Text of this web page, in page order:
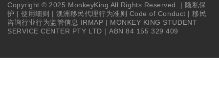
Copyright © 2025 MonkeyKing All Rights Reserved. |隐私保
护 |使用细则 | 澳洲移民代理行为准则 Code of Conduct |移民
咨询行业行为监管信息 IRMAP | MONKEY KING STUDENT
SERVICE CENTER PTY LTD｜ABN 84 155 329 409